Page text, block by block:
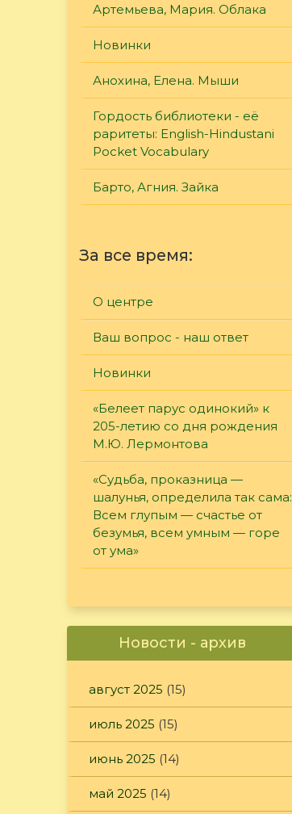
Артемьева, Мария. Облака
Новинки
Анохина, Елена. Мыши
Гордость библиотеки - её
раритеты: English-Hindustani
Pocket Vocabulary
Барто, Агния. Зайка
За все время:
О центре
Ваш вопрос - наш ответ
Новинки
«Белеет парус одинокий» к
205-летию со дня рождения
М.Ю. Лермонтова
«Судьба, проказница —
шалунья, определила так сама:
Всем глупым — счастье от
безумья, всем умным — горе
от ума»
Новости - архив
август 2025 (15)
июль 2025 (15)
июнь 2025 (14)
май 2025 (14)